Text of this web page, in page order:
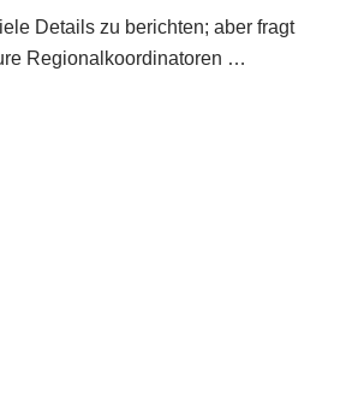
Details zu berichten; aber fragt
Regionalkoordinatoren …